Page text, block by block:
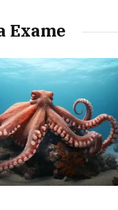
Exame